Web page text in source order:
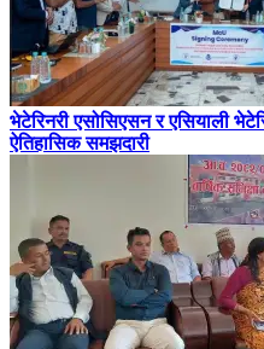
भेटेरिनरी एसोसिएसन र एसियाली
ऐतिहासिक समझदारी